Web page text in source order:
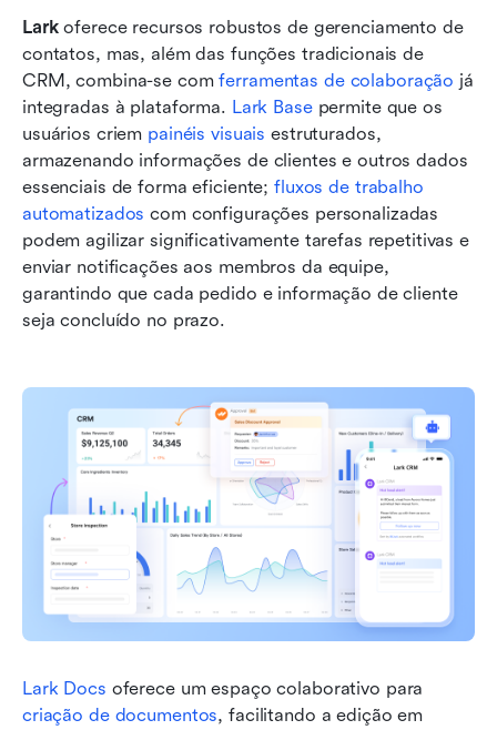
Lark oferece recursos robustos de gerenciamento de
contatos, mas, além das funções tradicionais de
CRM, combina-se com ferramentas de colaboração já
integradas à plataforma. Lark Base permite que os
usuários criem painéis visuais estruturados,
armazenando informações de clientes e outros dados
essenciais de forma eficiente; fluxos de trabalho
automatizados com configurações personalizadas
podem agilizar significativamente tarefas repetitivas e
enviar notificações aos membros da equipe,
garantindo que cada pedido e informação de cliente
seja concluído no prazo.
Lark Docs
criação de documentos, facilitando a edição em